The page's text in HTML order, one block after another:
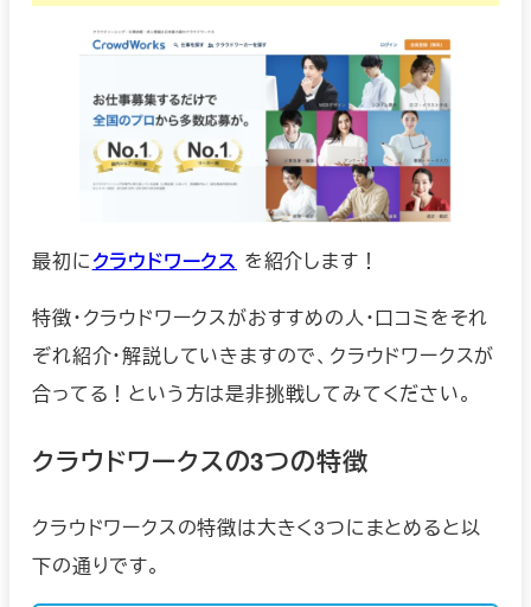
最初にクラウドワークス を紹介します！
特徴・クラウドワークスがおすすめの人・口コミをそれ
ぞれ紹介・解説していきますので、クラウドワークスが
合ってる！という方は是非挑戦してみてください。
クラウドワークスの3つの特徴
クラウドワークスの特徴は大きく3つにまとめると以
下の通りです。